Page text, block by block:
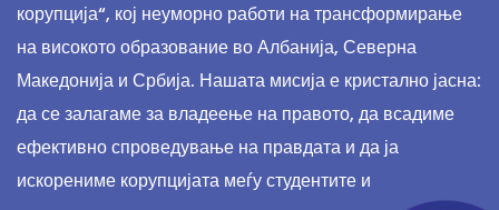
корупција“, кој неуморно работи на трансформирање
на високото образование во Албанија, Северна
Македонија и Србија. Нашата мисија е кристално јасна:
да се залагаме за владеење на правото, да всадиме
ефективно спроведување на правдата и да ја
искорениме корупцијата меѓу студентите и